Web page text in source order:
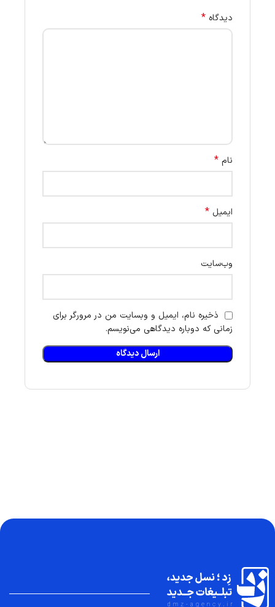
دیدگاه *
نام *
ایمیل *
وب‌سایت
ذخیره نام، ایمیل و وبسایت من در مرورگر برای
زمانی که دوباره دیدگاهی می‌نویسم.